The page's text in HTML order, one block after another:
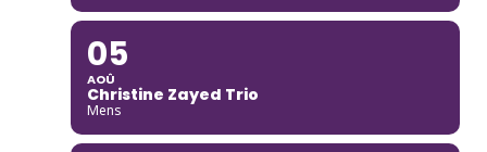
05
AOÛ
Christine Zayed Trio
Mens